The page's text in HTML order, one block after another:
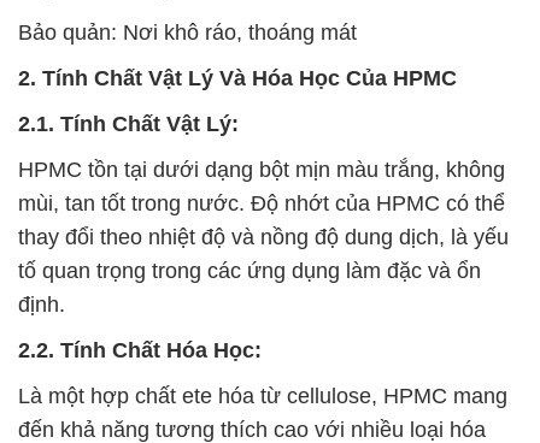
Bảo quản: Nơi khô ráo, thoáng mát
2. Tính Chất Vật Lý Và Hóa Học Của HPMC
2.1. Tính Chất Vật Lý:
HPMC tồn tại dưới dạng bột mịn màu trắng, không
mùi, tan tốt trong nước. Độ nhớt của HPMC có thể
thay đổi theo nhiệt độ và nồng độ dung dịch, là yếu
tố quan trọng trong các ứng dụng làm đặc và ổn
định.
2.2. Tính Chất Hóa Học:
Là một hợp chất ete hóa từ cellulose, HPMC mang
đến khả năng tương thích cao với nhiều loại hóa